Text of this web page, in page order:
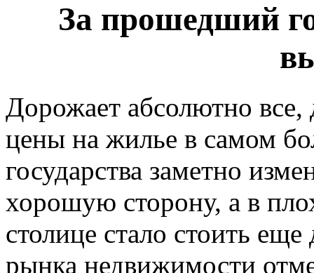
За прошедший
Дорожает абсолютно все,
цены на жилье в самом
государства заметно
хорошую сторону, а в
столице стало стоить
рынка недвижимости